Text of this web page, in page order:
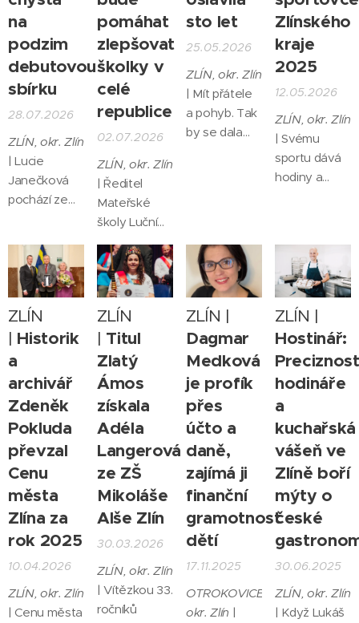
na
podzim
debutovou
sbírku
28.07.2026
ZLÍN, okr. Zlín
| Lucie
Janečková
pochází ze
Katedra dějin
umění FF UP
v Olomouci.
Její básně
byly
literárních
soutěží, např.
Ortenova
Kutná Hora
nebo
Literární cena
Vokolka.
Publikovala v
časopise
Tvar. Stala se
laureátkou
pomáhat
zlepšovat
školky v
celé
republice
02.07.2026
ZLÍN, okr. Zlín
| Ředitel
Mateřské
školy Luční
David
Bělůnek byl
vybrán mezi
mentory
celostátního
programu
KOMPAS,
podporuje
profesní
rozvoj
ředitelů škol.
Do této role
se zařazují
zkušení
ředitelé, kteří
dlouhodobě
dosahují
sto let
25.05.2026
ZLÍN, okr. Zlín
| Mít přátele
a pohyb. Tak
by se dala
Zajícové ze
Zlína, která
se dožila 100
Zlínského
kraje
2025
12.05.2026
ZLÍN, okr. Zlín
| Svému
sportu dává
hodiny a
disciplínu. A
vyplácí se mu
to. Plavec
Miroslav
Knedla –
Sportovec
Zlínského
kraje 2025.
Gratulujeme!
ZLÍN
| Historik
a
archivář
Zdeněk
Pokluda
převzal
Cenu
města
Zlína za
rok 2025
10.04.2026
ZLÍN, okr. Zlín
| Cenu města
ZLÍN
| Titul
Zlatý
Ámos
získala
Adéla
Langerová
ze ZŠ
Mikoláše
Alše Zlín
30.03.2026
ZLÍN, okr. Zlín
| Vítězkou 33.
ročníků
ZLÍN |
Dagmar
Medková
je profík
přes
účto a
daně,
zajímá ji
finanční
gramotnost
dětí
17.11.2025
OTROKOVICE,
okr. Zlín |
ZLÍN |
Hostinář:
Preciznost
hodináře
a
kuchařská
vášeň ve
Zlíně boří
mýty o
české
30.06.2025
ZLÍN, okr. Zlín
| Když Lukáš